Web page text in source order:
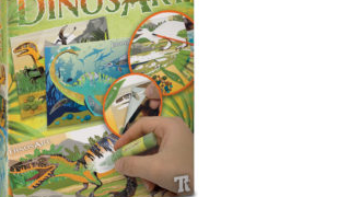
Ajouter au panier